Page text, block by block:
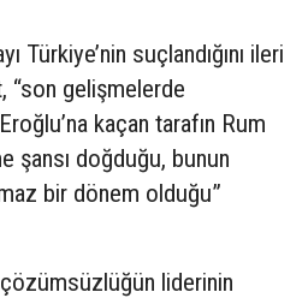
Türkiye’nin suçlandığını ileri
“son gelişmelerde
kaçan tarafın Rum
şansı doğduğu, bunun
bir dönem olduğu”
liderinin